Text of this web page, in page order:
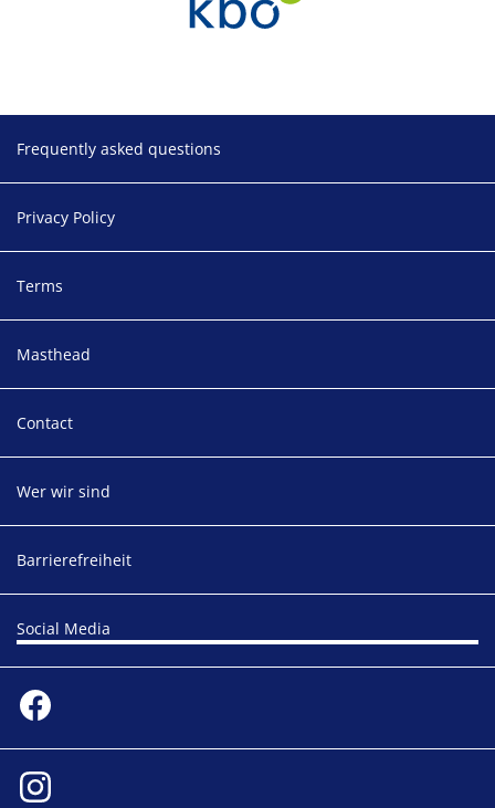
Frequently asked questions
Privacy Policy
Terms
Masthead
Contact
Wer wir sind
Barrierefreiheit
Social Media
Facebook
Instagram